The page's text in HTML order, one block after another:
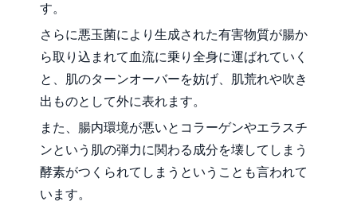
す。
さらに悪玉菌により生成された有害物質が腸か
ら取り込まれて血流に乗り全身に運ばれていく
と、肌のターンオーバーを妨げ、肌荒れや吹き
出ものとして外に表れます。
また、腸内環境が悪いとコラーゲンやエラスチ
ンという肌の弾力に関わる成分を壊してしまう
酵素がつくられてしまうということも言われて
います。